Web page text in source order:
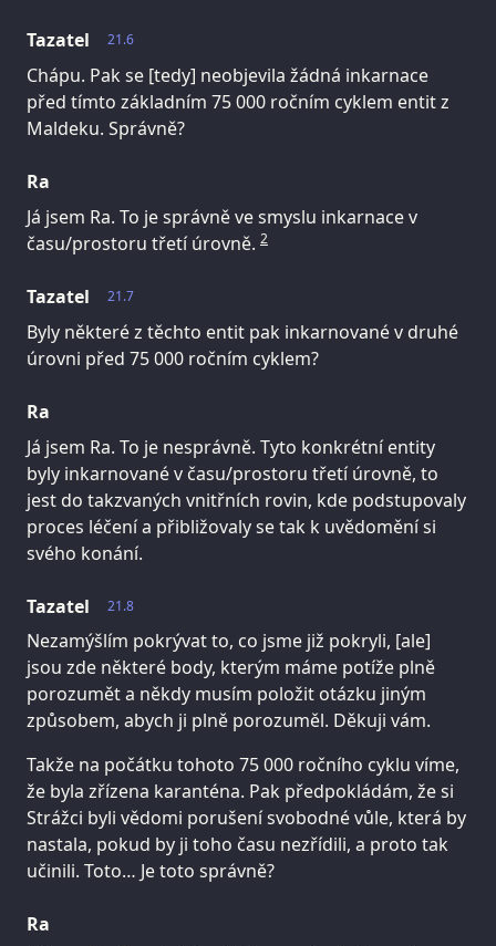
21.6
Tazatel
Chápu. Pak se [tedy] neobjevila žádná inkarnace
před tímto základním 75 000 ročním cyklem entit z
Maldeku. Správně?
Ra
Já jsem Ra. To je správně ve smyslu inkarnace v
času/prostoru třetí úrovně. 2
21.7
Tazatel
Byly některé z těchto entit pak inkarnované v druhé
úrovni před 75 000 ročním cyklem?
Ra
Já jsem Ra. To je nesprávně. Tyto konkrétní entity
byly inkarnované v času/prostoru třetí úrovně, to
jest do takzvaných vnitřních rovin, kde podstupovaly
proces léčení a přibližovaly se tak k uvědomění si
svého konání.
21.8
Tazatel
Nezamýšlím pokrývat to, co jsme již pokryli, [ale]
jsou zde některé body, kterým máme potíže plně
porozumět a někdy musím položit otázku jiným
způsobem, abych ji plně porozuměl. Děkuji vám.
Takže na počátku tohoto 75 000 ročního cyklu víme,
že byla zřízena karanténa. Pak předpokládám, že si
Strážci byli vědomi porušení svobodné vůle, která by
nastala, pokud by ji toho času nezřídili, a proto tak
učinili. Toto… Je toto správně?
Ra